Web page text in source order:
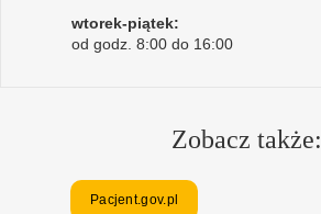
wtorek-piątek:
od godz. 8:00 do 16:00
Zobacz także:
Pacjent.gov.pl